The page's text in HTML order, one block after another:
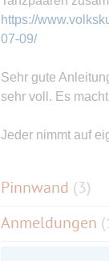
https://
07-09/
Sehr gute
sehr voll. Es
Jeder nimmt auf
Pinnwand (3)
Anmeldungen